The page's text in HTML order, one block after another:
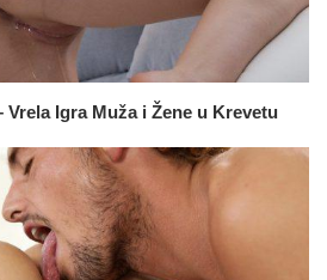
Vrela Igra Muža i Žene u Krevetu